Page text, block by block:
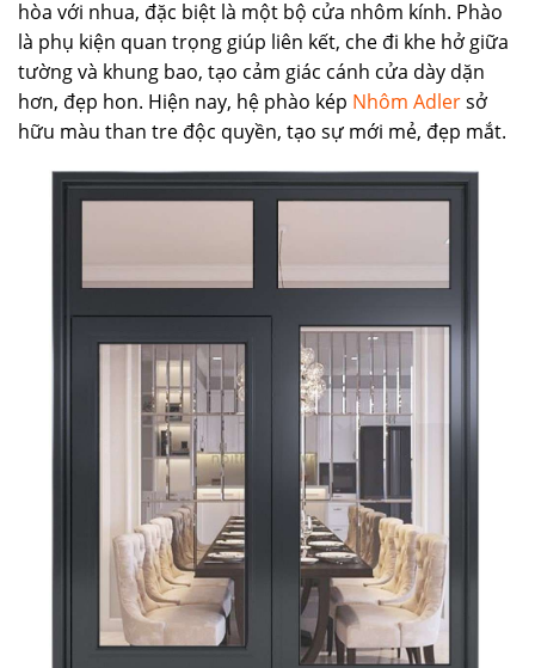
hòa với nhua, đặc biệt là một bộ cửa nhôm kính. Phào
là phụ kiện quan trọng giúp liên kết, che đi khe hở giữa
tường và khung bao, tạo cảm giác cánh cửa dày dặn
hơn, đẹp hon. Hiện nay, hệ phào kép Nhôm Adlersở
hữu màu than tre độc quyền, tạo sự mới mẻ, đẹp mắt.